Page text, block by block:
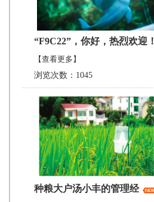
“F9C22”，你好，热烈欢迎！
【查看更多】
浏览次数：1045
种粮大户汤小丰的管理经